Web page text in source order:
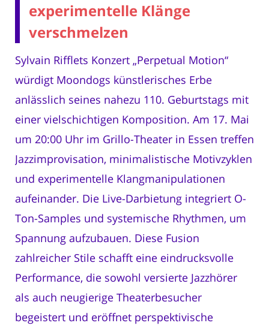
experimentelle Klänge
verschmelzen
Sylvain Rifflets Konzert „Perpetual Motion“
würdigt Moondogs künstlerisches Erbe
anlässlich seines nahezu 110. Geburtstags mit
einer vielschichtigen Komposition. Am 17. Mai
um 20:00 Uhr im Grillo-Theater in Essen treffen
Jazzimprovisation, minimalistische Motivzyklen
und experimentelle Klangmanipulationen
aufeinander. Die Live-Darbietung integriert O-
Ton-Samples und systemische Rhythmen, um
Spannung aufzubauen. Diese Fusion
zahlreicher Stile schafft eine eindrucksvolle
Performance, die sowohl versierte Jazzhörer
als auch neugierige Theaterbesucher
begeistert und eröffnet perspektivische